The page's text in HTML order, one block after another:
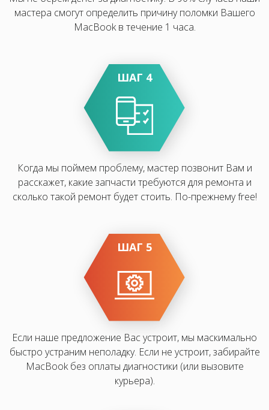
мастера смогут определить причину поломки Вашего
MacBook в течение 1 часа.
ШАГ 4
Когда мы поймем проблему, мастер позвонит Вам и
расскажет, какие запчасти требуются для ремонта и
сколько такой ремонт будет стоить. По-прежнему free!
ШАГ 5
Если наше предложение Вас устроит, мы маскимально
быстро устраним неполадку. Если не устроит, забирайте
MacBook без оплаты диагностики (или вызовите
курьера).